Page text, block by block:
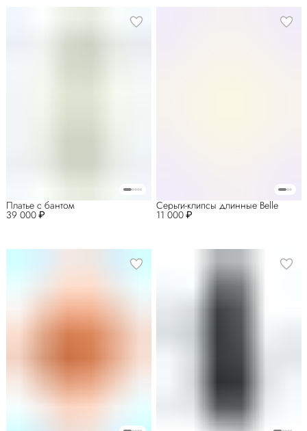
39 000 ₽
Платье с бантом
11 000 ₽
Серьги-клипсы длинные Belle